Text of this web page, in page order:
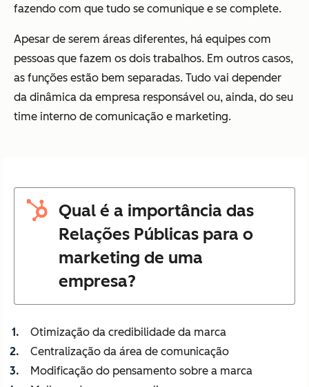
fazendo com que tudo se comunique e se complete.
Apesar de serem áreas diferentes, há equipes com
pessoas que fazem os dois trabalhos. Em outros casos,
as funções estão bem separadas. Tudo vai depender
da dinâmica da empresa responsável ou, ainda, do seu
time interno de comunicação e marketing.
Qual é a importância das
Relações Públicas para o
marketing de uma
empresa?
Otimização da credibilidade da marca
Centralização da área de comunicação
Modificação do pensamento sobre a marca